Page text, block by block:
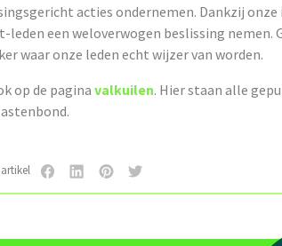
acties ondernemen. Dankzij
leden een weloverwogen beslissing nemen.
waar onze leden echt wijzer van worden.
op de pagina valkuilen. Hier staan alle